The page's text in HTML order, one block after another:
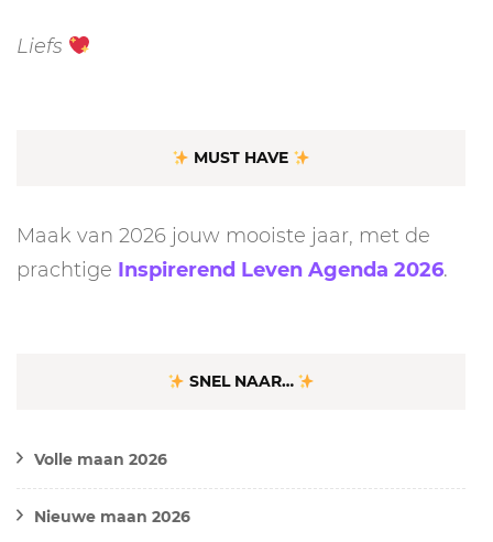
Liefs
MUST HAVE
Maak van 2026 jouw mooiste jaar, met de
prachtige Inspirerend Leven Agenda 2026.
SNEL NAAR…
Volle maan 2026
Nieuwe maan 2026